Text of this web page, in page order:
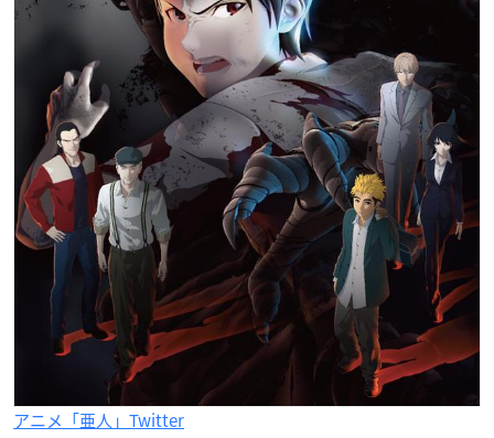
アニメ「亜人」Twitter